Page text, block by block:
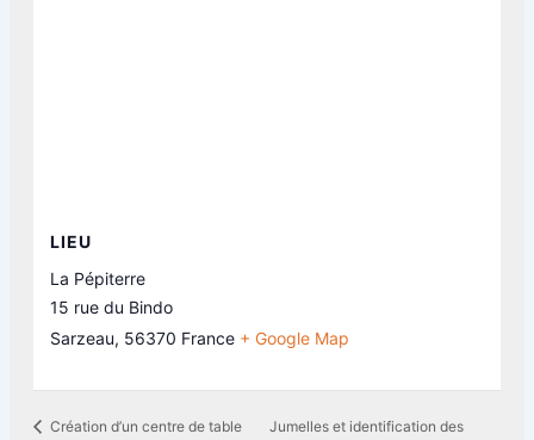
LIEU
La Pépiterre
15 rue du Bindo
Sarzeau, 56370 France + Google Map
Création d’un centre de table
Jumelles et identification des